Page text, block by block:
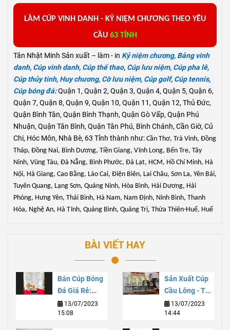
LÀM CÚP VINH DANH - KỶ NIỆM CHƯƠNG THEO YÊU
CẦU 63 TỈNH
Tân Nhật Minh Sản xuất – làm - in Kỷ niệm chương, Bảng vinh
danh, Cúp vinh danh, Cúp thể thao, Cúp lưu niệm, Cúp pha lê,
Cúp thủy tinh, Huy chương, Cờ lưu niệm, Cúp golf, Cúp tennis,
Cúp bóng đá:Quận 1, Quận 2, Quận 3, Quận 4, Quận 5, Quận 6,
Quận 7, Quận 8, Quận 9, Quận 10, Quận 11, Quận 12, Thủ Đức,
Quận Bình Tân, Quận Bình Thạnh, Quận Gò Vấp, Quận Phú
Nhuận, Quận Tân Bình, Quận Tân Phú, Bình Chánh, Cần Giờ, Củ
Chi, Hóc Môn, Nhà Bè, 63 Tỉnh thành như: Cần Thơ, Trà Vinh, Đồng
Tháp, Đồng Nai, Bình Dương, Tiền Giang, Vĩnh Long, Bến Tre, Tây
Ninh, Vũng Tàu, Đà Nẵng, Bình Phước, Đà Lạt, HCM, Hồ Chí Minh, Hà
Nội, Hà Giang, Cao Bằng, Lào Cai, Điện Biên, Lai Châu, Sơn La, Yên Bái,
Tuyên Quang, Lạng Sơn, Quảng Ninh, Hòa Bình, Hải Dương, Hải
Phòng, Hưng Yên, Thái Bình, Hà Nam, Nam Định, Ninh Bình, Thanh
Hóa, Nghệ An, Hà Tĩnh, Quảng Bình, Quảng Trị, Thừa Thiên-Huế, Huế
BÀI VIẾT HAY
Bán Cúp Bóng
Đá Giá Rẻ:
Chất Lượng Và
Tiết Kiệm Cho
13/07/2023
15:08
Sản Xuất Cúp
Cầu Lông - Tạo
Sự Thăng Hoa
Cho Niềm Đam
13/07/2023
14:44